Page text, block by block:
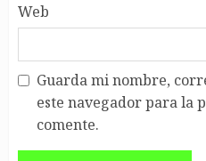
Web
Guarda mi nombre,
este navegador para la
comente.